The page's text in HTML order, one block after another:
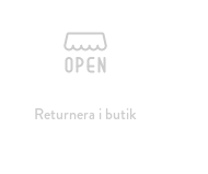
Returnera i butik